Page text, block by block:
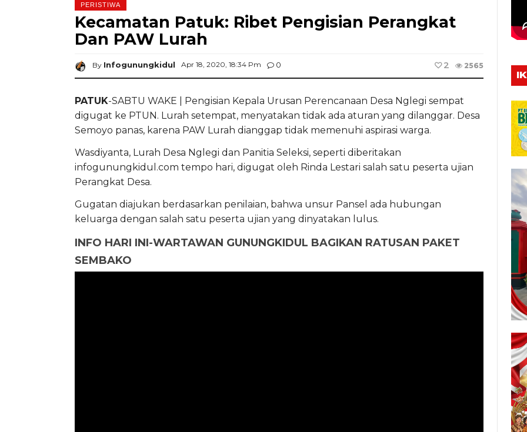
PERISTIWA
Kecamatan Patuk: Ribet Pengisian Perangkat
Dan PAW Lurah
By Infogunungkidul Apr 18, 2020, 18:34 Pm 0 2565
2
PATUK-SABTU WAKE | Pengisian Kepala Urusan Perencanaan Desa Nglegi sempat
digugat ke PTUN. Lurah setempat, menyatakan tidak ada aturan yang dilanggar. Desa
Semoyo panas, karena PAW Lurah dianggap tidak memenuhi aspirasi warga.
Wasdiyanta, Lurah Desa Nglegi dan Panitia Seleksi, seperti diberitakan
infogunungkidul.com tempo hari, digugat oleh Rinda Lestari salah satu peserta ujian
Perangkat Desa.
Gugatan diajukan berdasarkan penilaian, bahwa unsur Pansel ada hubungan
keluarga dengan salah satu peserta ujian yang dinyatakan lulus.
INFO HARI INI-WARTAWAN GUNUNGKIDUL BAGIKAN RATUSAN PAKET
SEMBAKO